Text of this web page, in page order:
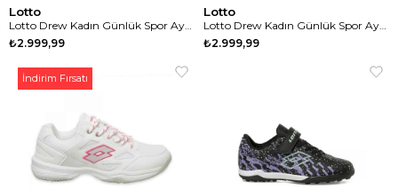
Lotto
Lotto Drew Kadın Günlük Spor Ayakkabı
₺2.999,99
Lotto
Lotto Drew Kadın Günlük Spor Ayakkabı
₺2.999,99
İndirim Fırsatı